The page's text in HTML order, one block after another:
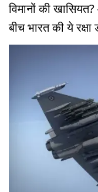
विमानों की
बीच भारत की ये